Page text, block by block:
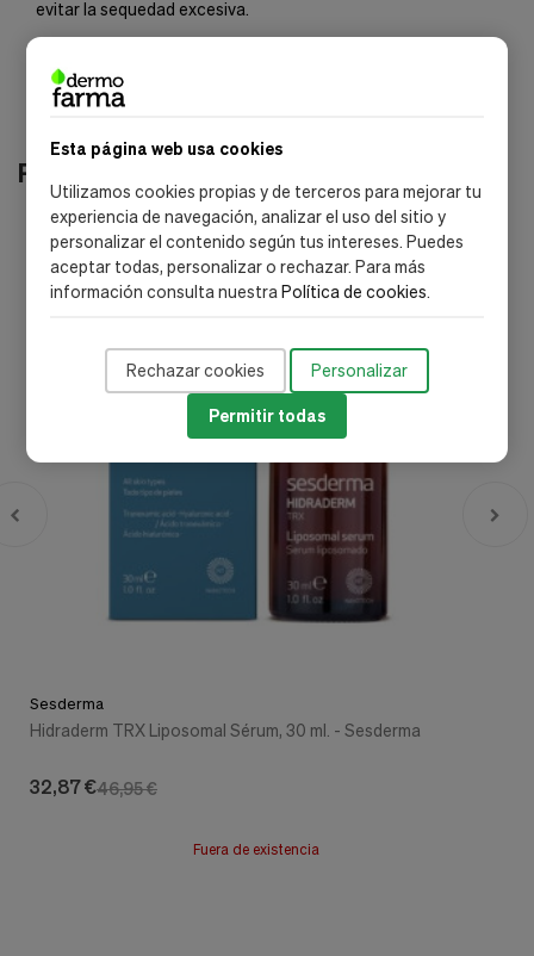
Esta página web usa cookies
Utilizamos cookies propias y de terceros para mejorar tu
experiencia de navegación, analizar el uso del sitio y
personalizar el contenido según tus intereses. Puedes
aceptar todas, personalizar o rechazar. Para más
información consulta nuestraPolítica de cookies.
Rechazar cookies Personalizar
Permitir todas
evitar la sequedad excesiva.
Productos relacionados
-30%
Sesderma
Hidraderm TRX Liposomal Sérum, 30 ml. - Sesderma
46,95 €
32,87 €
Fuera de existencia